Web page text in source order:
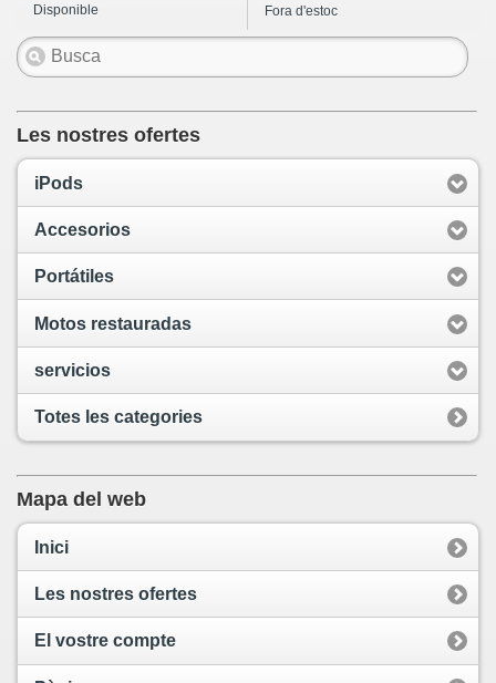
Disponible Fora d'estoc
Les nostres ofertes
iPods
Accesorios
Portátiles
Motos restauradas
servicios
Totes les categories
Mapa del web
Inici
Les nostres ofertes
El vostre compte